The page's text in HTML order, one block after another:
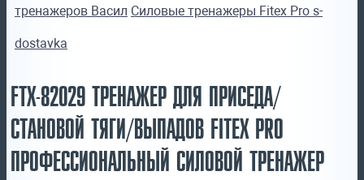
тренажеров Васил Силовые тренажеры Fitex Pro s-
dostavka
FTX-82029 ТРЕНАЖЕР ДЛЯ ПРИСЕДА/
СТАНОВОЙ ТЯГИ/ВЫПАДОВ FITEX PRO
ПРОФЕССИОНАЛЬНЫЙ СИЛОВОЙ ТРЕНАЖЕР